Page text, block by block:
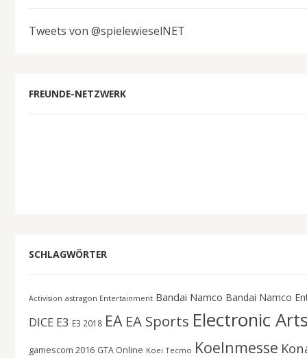
Tweets von @spielewieselNET
FREUNDE-NETZWERK
SCHLAGWÖRTER
Activision astragon Entertainment Bandai Namco Bandai Namco
DICE E3 E3 2018 EA EA Sports Electronic
gamescom 2016 GTA Online Koei Tecmo Koelnmesse